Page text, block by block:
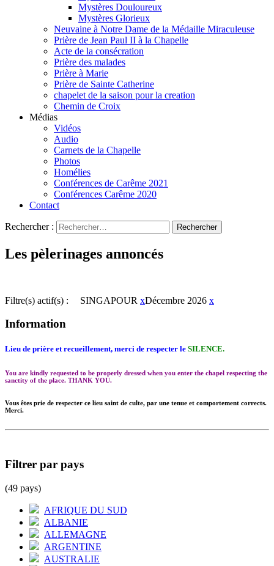
Mystères Douloureux
Mystères Glorieux
Neuvaine à Notre Dame de la Médaille Miraculeuse
Prière de Jean Paul II à la Chapelle
Acte de la consécration
Prière des malades
Prière à Marie
Prière de Sainte Catherine
chapelet de la saison pour la creation
Chemin de Croix
Médias
Vidéos
Audio
Carnets de la Chapelle
Photos
Homélies
Conférences de Carême 2021
Conférences Carême 2020
Contact
Rechercher :
Les pèlerinages annoncés
Filtre(s) actif(s) : SINGAPOUR xDécembre 2026 x
Information
Lieu de prière et recueillement, merci de respecter le SILENCE.
You are kindly requested to be properly dressed when you enter the chapel respecting the
sanctity of the place. THANK YOU.
Vous êtes prie de respecter ce lieu saint de culte, par une tenue et comportement corrects.
Merci.
Filtrer par pays
(49 pays)
AFRIQUE DU SUD
ALBANIE
ALLEMAGNE
ARGENTINE
AUSTRALIE